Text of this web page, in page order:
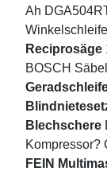
Ah
Reciprosäge
BOSCH
Blechschere
Kompressor?
FEIN